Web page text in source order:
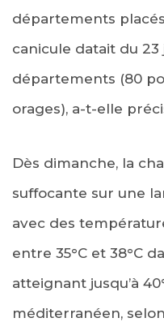
départements
canicule datait du 23
départements (80
orages), a-t-elle
Dès dimanche, la
suffocante sur une
avec des
entre 35°C et 38°C
atteignant jusqu’à
méditerranéen,